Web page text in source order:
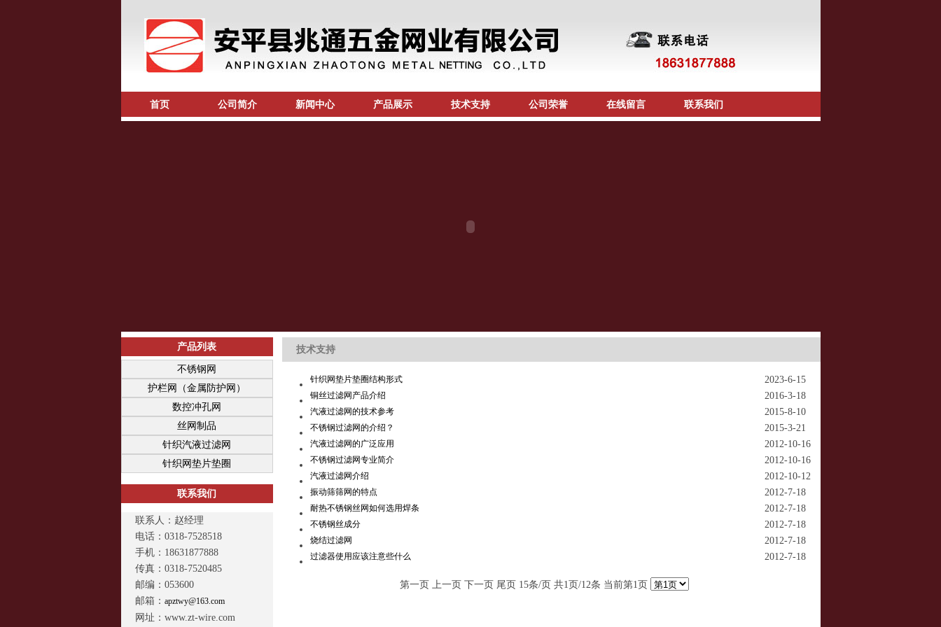
首页 公司简介 新闻中心 产品展示 技术支持 公司荣誉 在线留言 联系我们
产品列表
不锈钢网
护栏网（金属防护网）
数控冲孔网
丝网制品
针织汽液过滤网
针织网垫片垫圈
联系我们
联系人：赵经理
电话：0318-7528518
手机：18631877888
传真：0318-7520485
邮编：053600
邮箱： apztwy@163.com
网址：www.zt-wire.com
技术支持
针织网垫片垫圈结构形式 2023-6-15
铜丝过滤网产品介绍 2016-3-18
汽液过滤网的技术参考 2015-8-10
不锈钢过滤网的介绍？ 2015-3-21
汽液过滤网的广泛应用 2012-10-16
不锈钢过滤网专业简介 2012-10-16
汽液过滤网介绍 2012-10-12
振动筛筛网的特点 2012-7-18
耐热不锈钢丝网如何选用焊条 2012-7-18
不锈钢丝成分 2012-7-18
烧结过滤网 2012-7-18
过滤器使用应该注意些什么 2012-7-18
第一页 上一页 下一页 尾页 15条/页 共1页/12条 当前第1页